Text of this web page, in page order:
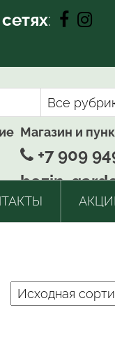
:
Магазин и
+7 909
bozin-